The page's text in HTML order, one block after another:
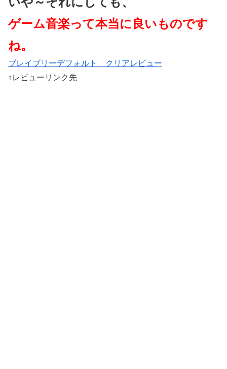
ゲーム音楽って本当に良いものです
ね。
ブレイブリーデフォルト クリアレビュー
↑レビューリンク先